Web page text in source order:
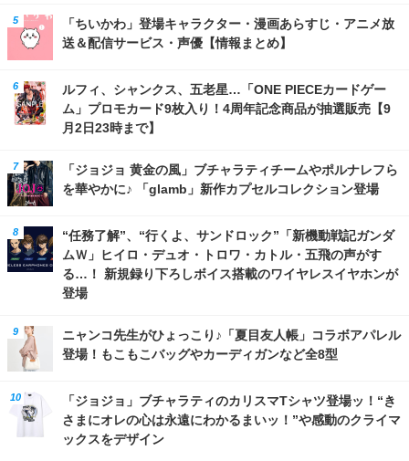
「ちいかわ」登場キャラクター・漫画あらすじ・アニメ放
送＆配信サービス・声優【情報まとめ】
ルフィ、シャンクス、五老星…「ONE PIECEカードゲー
ム」プロモカード9枚入り！4周年記念商品が抽選販売【9
月2日23時まで】
「ジョジョ 黄金の風」ブチャラティチームやポルナレフら
を華やかに♪ 「glamb」新作カプセルコレクション登場
“任務了解”、“行くよ、サンドロック”「新機動戦記ガンダ
ムＷ」ヒイロ・デュオ・トロワ・カトル・五飛の声がす
る…！ 新規録り下ろしボイス搭載のワイヤレスイヤホンが
登場
ニャンコ先生がひょっこり♪「夏目友人帳」コラボアパレル
登場！もこもこバッグやカーディガンなど全8型
「ジョジョ」ブチャラティのカリスマTシャツ登場ッ！“き
さまにオレの心は永遠にわかるまいッ！”や感動のクライマ
ックスをデザイン